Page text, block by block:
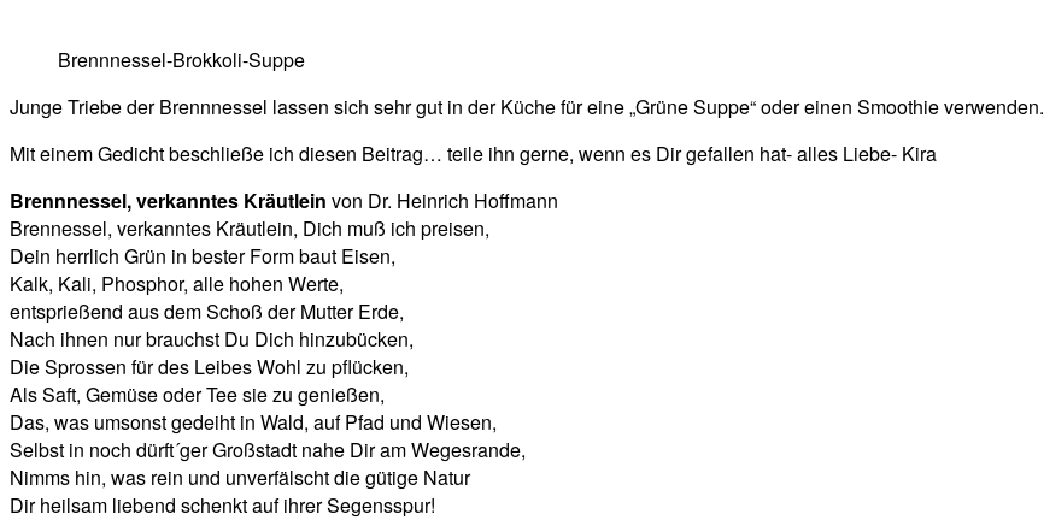
Brennnessel-Brokkoli-Suppe
Junge Triebe der Brennnessel lassen sich sehr gut in der Küche für eine „Grüne Suppe“ oder einen Smoothie verwenden.
Mit einem Gedicht beschließe ich diesen Beitrag… teile ihn gerne, wenn es Dir gefallen hat- alles Liebe- Kira
Brennnessel, verkanntes Kräutlein von Dr. Heinrich Hoffmann
Brennessel, verkanntes Kräutlein, Dich muß ich preisen,
Dein herrlich Grün in bester Form baut Eisen,
Kalk, Kali, Phosphor, alle hohen Werte,
entsprießend aus dem Schoß der Mutter Erde,
Nach ihnen nur brauchst Du Dich hinzubücken,
Die Sprossen für des Leibes Wohl zu pflücken,
Als Saft, Gemüse oder Tee sie zu genießen,
Das, was umsonst gedeiht in Wald, auf Pfad und Wiesen,
Selbst in noch dürft´ger Großstadt nahe Dir am Wegesrande,
Nimms hin, was rein und unverfälscht die gütige Natur
Dir heilsam liebend schenkt auf ihrer Segensspur!